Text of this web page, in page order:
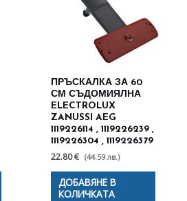
ПРЪСКАЛКА ЗА 60
СМ СЪДОМИЯЛНА
ELECTROLUX
ZANUSSI AEG
1119226114 , 1119226239 ,
1119226304 , 1119226379
22.80 € (44.59 лв.)
ДОБАВЯНЕ В
КОЛИЧКАТА